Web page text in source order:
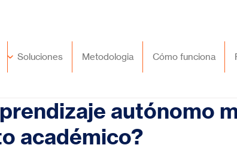
Soluciones Metodologia Cómo funciona
autónomo
académico?